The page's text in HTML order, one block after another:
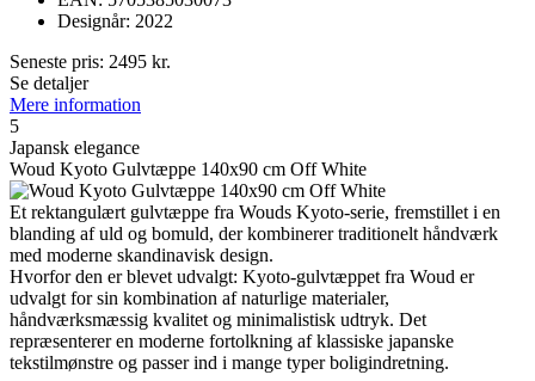
Designår: 2022
Seneste pris: 2495 kr.
Se detaljer
Mere information
5
Japansk elegance
Woud Kyoto Gulvtæppe 140x90 cm Off White
Et rektangulært gulvtæppe fra Wouds Kyoto-serie, fremstillet i en
blanding af uld og bomuld, der kombinerer traditionelt håndværk
med moderne skandinavisk design.
Hvorfor den er blevet udvalgt: Kyoto-gulvtæppet fra Woud er
udvalgt for sin kombination af naturlige materialer,
håndværksmæssig kvalitet og minimalistisk udtryk. Det
repræsenterer en moderne fortolkning af klassiske japanske
tekstilmønstre og passer ind i mange typer boligindretning.